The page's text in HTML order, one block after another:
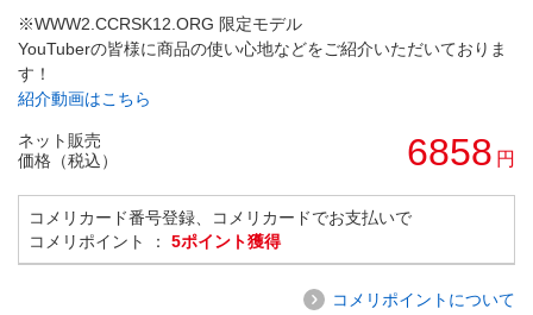
※WWW2.CCRSK12.ORG 限定モデル
YouTuberの皆様に商品の使い心地などをご紹介いただいておりま
す！
紹介動画はこちら
ネット販売
価格（税込）
6858 円
コメリカード番号登録、コメリカードでお支払いで
コメリポイント ： 5ポイント獲得
コメリポイントについて